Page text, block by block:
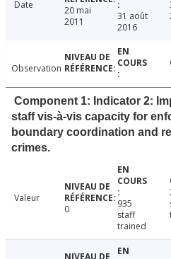
Date
20 mai
2011
31 août
2016
Observation
Component 1: Indicator 2:
staff vis-à-vis capacity for
boundary coordination and
crimes.
Valeur
0
935
staff
trained